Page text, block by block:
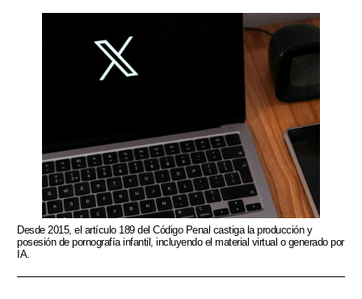
Desde 2015, el artículo 189 del Código Penal castiga la producción y
posesión de pornografía infantil, incluyendo el material virtual o generado por
IA.